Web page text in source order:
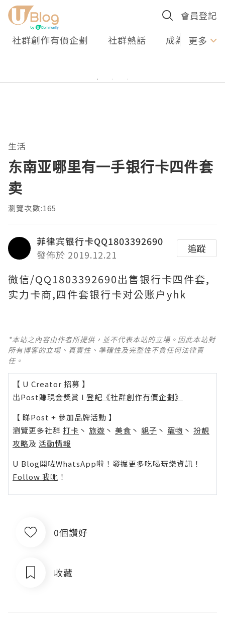
會員登記
社群創作有價企劃 社群熱話 成為U更多
生活
东南亚哪里有一手银行卡四件套
卖
瀏覽次數:165
菲律宾银行卡QQ1803392690
發佈於 2019.12.21
追蹤
微信/QQ1803392690出售银行卡四件套,
实力卡商,四件套银行卡对公账户yhk
*本站之內容由作者所提供，並不代表本站的立場。因此本站對
所有博客的立場、真實性、準確性及完整性不負任何法律責
任。
【 U Creator 招募 】
出Post賺現金獎賞 l 登記《社群創作有價企劃》
【 睇Post + 參加品牌活動 】
瀏覽更多社群 打卡 丶 旅遊 丶 美食 丶 親子 丶 寵物 丶 扮靚
攻略及 活動情報
U Blog開咗WhatsApp啦！發掘更多吃喝玩樂資訊！
Follow 我哋 ！
0個讚好
收藏